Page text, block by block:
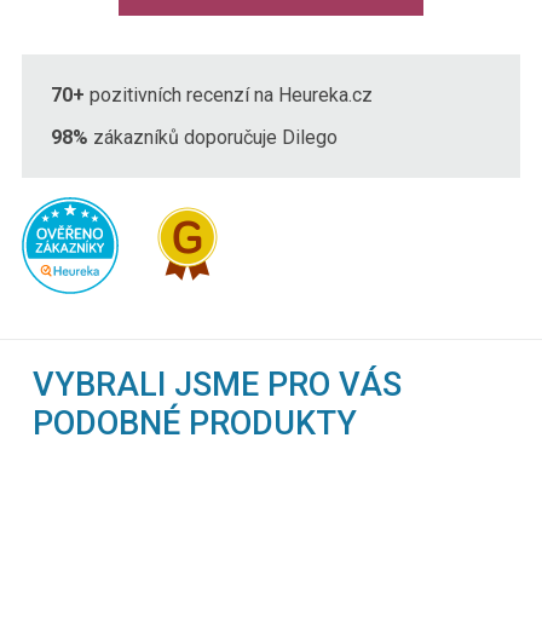
70+ pozitivních recenzí na Heureka.cz
98% zákazníků doporučuje Dilego
VYBRALI JSME PRO VÁS
PODOBNÉ PRODUKTY